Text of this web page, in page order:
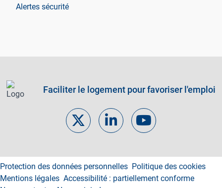
Alertes sécurité
Faciliter le logement pour favoriser l'emploi
Footer links
Protection des données personnelles Politique des cookies
Mentions légales Accessibilité : partiellement conforme